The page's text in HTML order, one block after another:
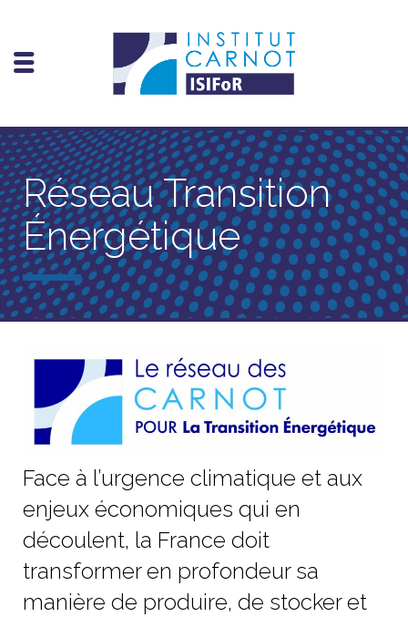
Réseau Transition
Énergétique
Face à l’urgence climatique et aux
enjeux économiques qui en
découlent, la France doit
transformer en profondeur sa
manière de produire, de stocker et